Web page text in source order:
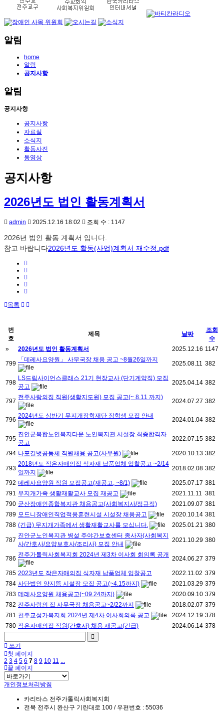
알림
home
알림
공지사항
알림
공지사항
공지사항
자료실
소식지
활동사진
동영상
공지사항
2026년도 법인 활동계획서
admin 2025.12.16 18:02 조회 수 : 1147
2026년 법인 활동 계획서 입니다.
참고 바랍니다2026년도 활동(사업)계획서 재수정.pdf
목록
번
호
제목 날짜
조회
수
»
2026년도 법인 활동계획서 2025.12.16 1147
799
「데레사요양원」 사무국장 채용 공고 ~8월26일까지
2025.08.11 382
798
LS드림사이언스클래스 21기 현장교사 (단기계약직) 모집
공고
2025.04.14 382
797
전주사랑의집 직원(생활지도원) 모집 공고(~ 8.11 까지)
2024.07.27 382
796
2024년도 상반기 무지개장학재단 장학생 모집 안내
2024.01.04 382
795
진안군복합노인복지타운 노인복지관 시설장 최종합격자
공고
2022.07.15 382
794 나포길벗공동체 직원채용 공고(사무원) 2020.10.13 382
793
2018년도 작은자매의집 식자재 납품업체 입찰공고 ~2/14
일까지
2018.02.08 382
792 데레사요양원 직원 모집공고(재공고, ~8/1) 2025.07.17 381
791 무지개가족 생활재활교사 모집 재공고 2021.11.11 381
790 군산장애인종합복지관 채용공고(사회복지사/정규직) 2021.09.07 381
789 모드니장애인직업적응훈련시설 시설장 채용공고 2020.10.14 381
788 (긴급) 무지개가족에서 생활재활교사를 모십니다. 2025.01.21 380
787
진안군노인복지관 병설 주야간보호센터 종사자(사회복지
사/간호사/요양보호사/조리사) 모집 안내
2021.10.29 380
786
전주가톨릭사회복지회 2024년 제3차 이사회 회의록 공개
2024.06.27 379
785 2023년도 작은자매의집 식자재 납품업체 입찰공고 2022.11.02 379
784 사단법인 양지뜸 시설장 모집 공고(~4.15까지) 2021.03.29 379
783 데레사요양원 채용공고(~09.24까지) 2020.09.10 379
782 전주사랑의 집 사무국장 채용공고~2/22까지 2018.02.07 379
781 천주교성가복지회 2024년 제4차 이사회의록 공고 2024.12.19 378
780 작은자매의집 직원(간호사) 채용 재공고(긴급) 2024.06.14 378
쓰기
첫 페이지
2 3 4 5 6 7 8 9 10 11 ...
끝 페이지
개인정보처리방침
카리타스 전주가톨릭사회복지회
전북 전주시 완산구 기린대로 100 / 우편번호 : 55036